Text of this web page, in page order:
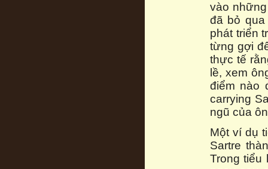
vào
đã bỏ
phát triển
từng gợi
thực tế
lề, xem
điểm nào
carrying
ngũ của
Một ví dụ
Sartre
Trong